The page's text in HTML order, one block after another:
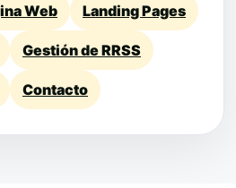
Web Landing Pages
Gestión de RRSS
Contacto